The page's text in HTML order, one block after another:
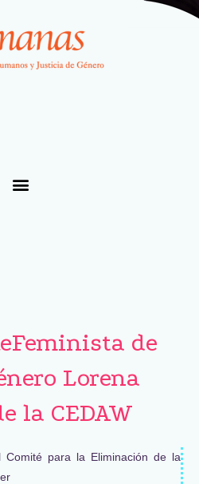
de
Lorena
la CEDAW
Comité para la Eliminación de la